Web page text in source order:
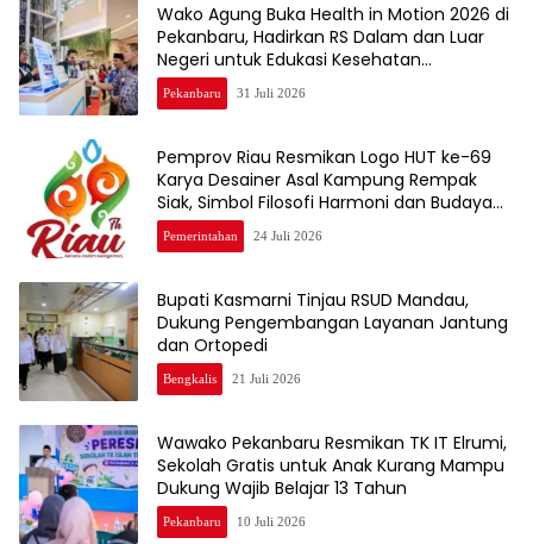
Wako Agung Buka Health in Motion 2026 di
Pekanbaru, Hadirkan RS Dalam dan Luar
Negeri untuk Edukasi Kesehatan
Masyarakat
Pekanbaru 31 Juli 2026
Pemprov Riau Resmikan Logo HUT ke-69
Karya Desainer Asal Kampung Rempak
Siak, Simbol Filosofi Harmoni dan Budaya
Melayu
Pemerintahan 24 Juli 2026
Bupati Kasmarni Tinjau RSUD Mandau,
Dukung Pengembangan Layanan Jantung
dan Ortopedi
Bengkalis 21 Juli 2026
Wawako Pekanbaru Resmikan TK IT Elrumi,
Sekolah Gratis untuk Anak Kurang Mampu
Dukung Wajib Belajar 13 Tahun
Pekanbaru 10 Juli 2026